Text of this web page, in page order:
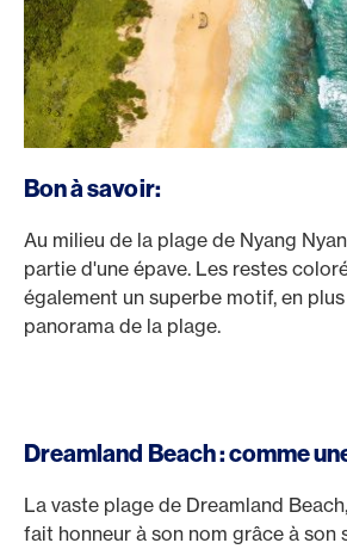
Bon à savoir:
Au milieu de la plage de Nyang
partie d'une épave. Les restes
également un superbe motif, en
panorama de la plage.
Dreamland Beach : comme
La vaste plage de Dreamland
fait honneur à son nom grâce à son